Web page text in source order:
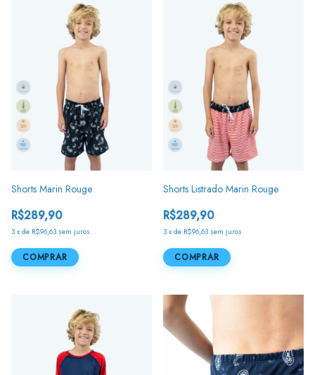
Shorts Marin Rouge
R$289,90
3 x de R$96,63 sem juros
COMPRAR
Shorts Listrado Marin Rouge
R$289,90
3 x de R$96,63 sem juros
COMPRAR